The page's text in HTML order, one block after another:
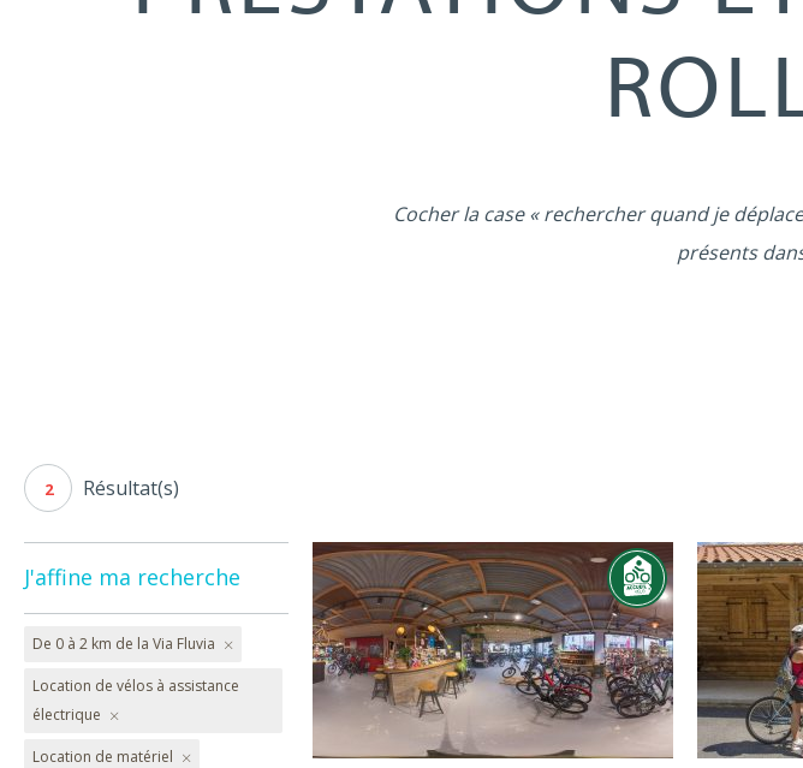
Cocher la case « rechercher quand je
présents
2 Résultat(s)
J'affine ma recherche
De 0 à 2 km de la Via Fluvia
Location de vélos à assistance
électrique
Location de matériel